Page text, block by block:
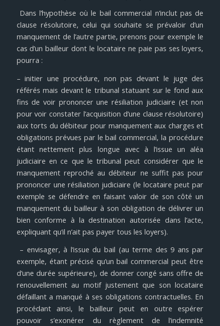
Dans l’hypothèse où le bail commercial n’inclut pas de
clause résolutoire, celui qui souhaite se prévaloir d’un
manquement de l’autre partie, prenons pour exemple le
cas d’un bailleur dont le locataire ne paie pas ses loyers,
pourra :
– initier une procédure, non pas devant le juge des
référés mais devant le tribunal statuant sur le fond aux
fins de voir prononcer une résiliation judiciaire (et non
pour voir constater l’acquisition d’une clause résolutoire)
aux torts du débiteur pour manquement aux charges et
obligations prévues par le bail commercial, la procédure
étant nettement plus longue avec à l’issue un aléa
judiciaire en ce que le tribunal peut considérer que le
manquement reproché au débiteur ne suffit pas pour
prononcer une résiliation judiciaire (le locataire peut par
exemple se défendre en faisant valoir de son côté un
manquement du bailleur à son obligation de délivrer un
bien conforme à la destination autorisée dans l’acte,
expliquant qu’il n’ait pas payer tous les loyers).
– envisager, à l’issue du bail (au terme des 9 ans par
exemple, étant précisé qu’un bail commercial peut être
d’une durée supérieure), de donner congé sans offre de
renouvellement au motif justement que son locataire
défaillant a manqué à ses obligations contractuelles. En
procédant ainsi, le bailleur peut en outre espérer
pouvoir s’exonérer du règlement de l’indemnité